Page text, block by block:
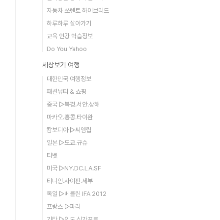
000000089/?
000000089/?
자동차 쏘렌토 하이브리드
하루하루 살아가기
교육 인강 학습정보
Do You Yahoo
세상보기 여행
대한민국 여행정보
패션뷰티 & 쇼핑
중국 ▷북경.서안.상해
마카오.홍콩.타이완
캄보디아 ▷씨엠립
일본 ▷도쿄.규슈
티벳
미국 ▷NY.DC.LA.SF
티니안.사이판.세부
독일 ▷베를린 IFA 2012
프랑스 ▷파리